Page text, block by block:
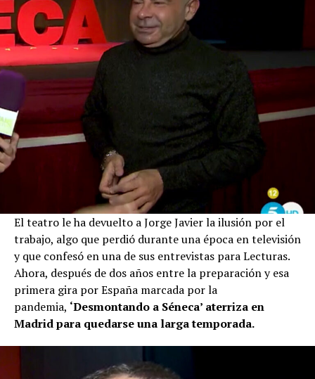
El teatro le ha devuelto a Jorge Javier la ilusión por el
trabajo, algo que perdió durante una época en televisión
y que confesó en una de sus entrevistas para Lecturas.
Ahora, después de dos años entre la preparación y esa
primera gira por España marcada por la
pandemia, ‘Desmontando a Séneca’ aterriza en
Madrid para quedarse una larga temporada.